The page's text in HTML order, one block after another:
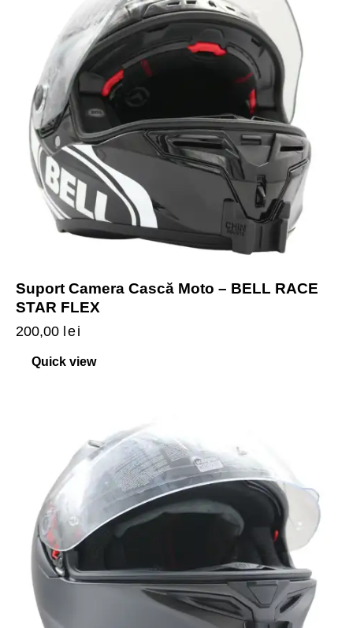
Suport Camera Cască Moto – BELL RACE
STAR FLEX
200,00 lei
Quick view